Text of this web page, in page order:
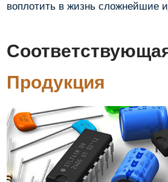
воплотить в жизнь сложнейшие
Продукция